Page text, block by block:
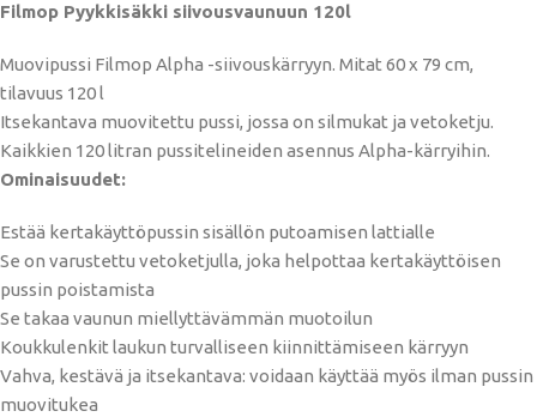
Filmop Pyykkisäkki siivousvaunuun 120l
Muovipussi Filmop Alpha -siivouskärryyn. Mitat 60 x 79 cm,
tilavuus 120 l
Itsekantava muovitettu pussi, jossa on silmukat ja vetoketju.
Kaikkien 120 litran pussitelineiden asennus Alpha-kärryihin.
Ominaisuudet:
Estää kertakäyttöpussin sisällön putoamisen lattialle
Se on varustettu vetoketjulla, joka helpottaa kertakäyttöisen
pussin poistamista
Se takaa vaunun miellyttävämmän muotoilun
Koukkulenkit laukun turvalliseen kiinnittämiseen kärryyn
Vahva, kestävä ja itsekantava: voidaan käyttää myös ilman pussin
muovitukea